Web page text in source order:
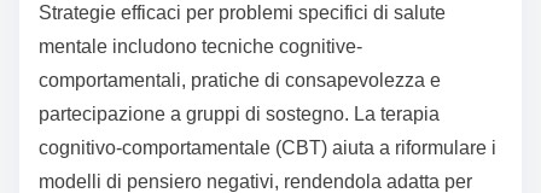
Strategie efficaci per problemi specifici di salute
mentale includono tecniche cognitive-
comportamentali, pratiche di consapevolezza e
partecipazione a gruppi di sostegno. La terapia
cognitivo-comportamentale (CBT) aiuta a riformulare i
modelli di pensiero negativi, rendendola adatta per